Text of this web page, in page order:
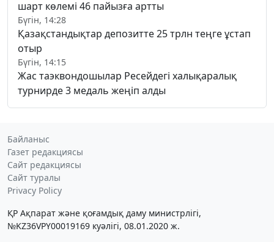
шарт көлемі 46 пайызға артты
Бүгін, 14:28
Қазақстандықтар депозитте 25 трлн теңге ұстап
отыр
Бүгін, 14:15
Жас таэквондошылар Ресейдегі халықаралық
турнирде 3 медаль жеңіп алды
Байланыс
Газет редакциясы
Сайт редакциясы
Сайт туралы
Privacy Policy
ҚР Ақпарат және қоғамдық даму министрлігі,
№KZ36VPY00019169 куәлігі, 08.01.2020 ж.